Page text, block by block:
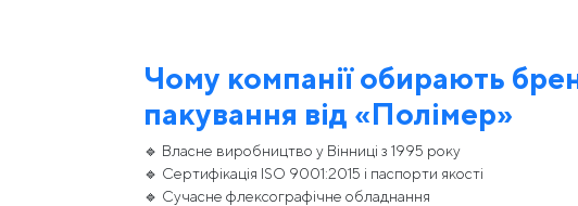
Чому компанії обирають
пакування від «Полімер»
🔹 Власне виробництво у Вінниці з 1995 року
🔹 Сертифікація ISO 9001:2015 і паспорти якості
🔹 Сучасне флексографічне обладнання